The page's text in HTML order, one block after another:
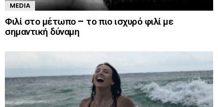
MEDIA
Φιλί στο μέτωπο – το πιο ισχυρό φιλί με
σημαντική δύναμη